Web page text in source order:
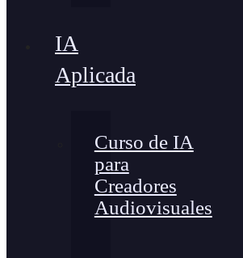
IA
Aplicada
Curso de IA
para
Creadores
Audiovisuales